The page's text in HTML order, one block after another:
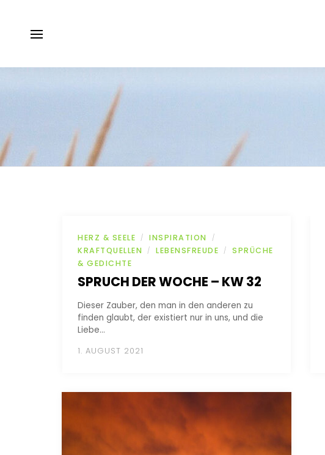
HERZ & SEELE / INSPIRATION /
KRAFTQUELLEN / LEBENSFREUDE /
SPRÜCHE
& GEDICHTE
SPRUCH DER WOCHE – KW 32
Dieser Zauber, den man in den anderen zu
finden glaubt, der existiert nur in uns, und die
Liebe…
1. AUGUST 2021